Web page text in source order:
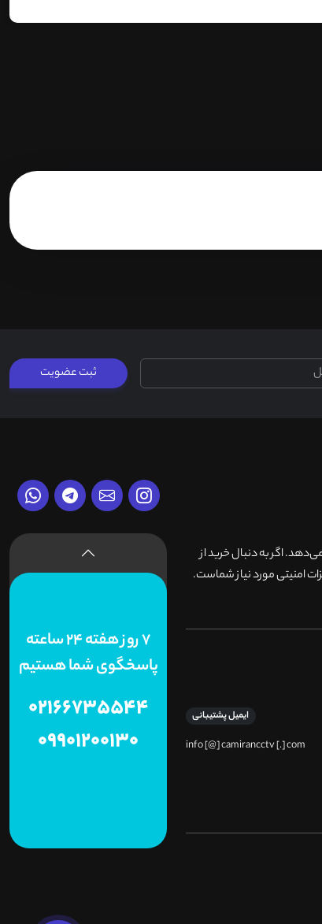
ثبت عضویت
می‌دهد. اگر به دنبال خرید از
امنیتی مورد نیاز شماست.
ایمیل پشتیبانی
info [@] camirancctv [.] com
7 روز هفته 24 ساعته
پاسخگوی شما هستیم
02166735544
09901200130